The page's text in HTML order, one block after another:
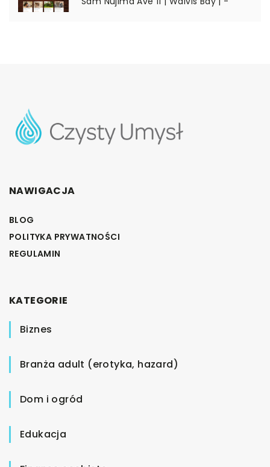
NAWIGACJA
BLOG
POLITYKA PRYWATNOŚCI
REGULAMIN
KATEGORIE
Biznes
Branża adult (erotyka, hazard)
Dom i ogród
Edukacja